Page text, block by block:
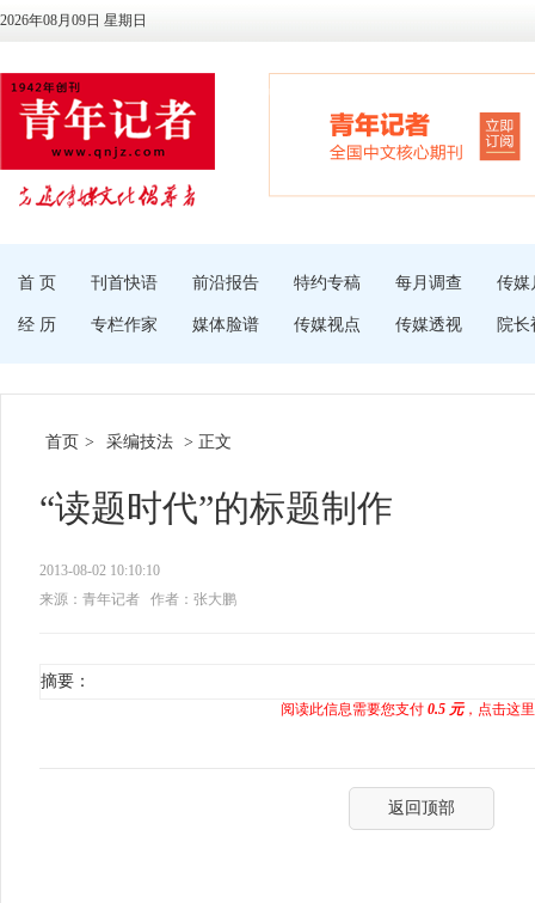
2026年08月09日 星期日
首 页 刊首快语 前沿报告 特约专稿 每月调查 传媒
经 历 专栏作家 媒体脸谱 传媒视点 传媒透视 院长
首页 > 采编技法 > 正文
“读题时代”的标题制作
2013-08-02 10:10:10
来源：青年记者
作者：张大鹏
摘要：
阅读此信息需要您支付 0.5 元，点击这
返回顶部